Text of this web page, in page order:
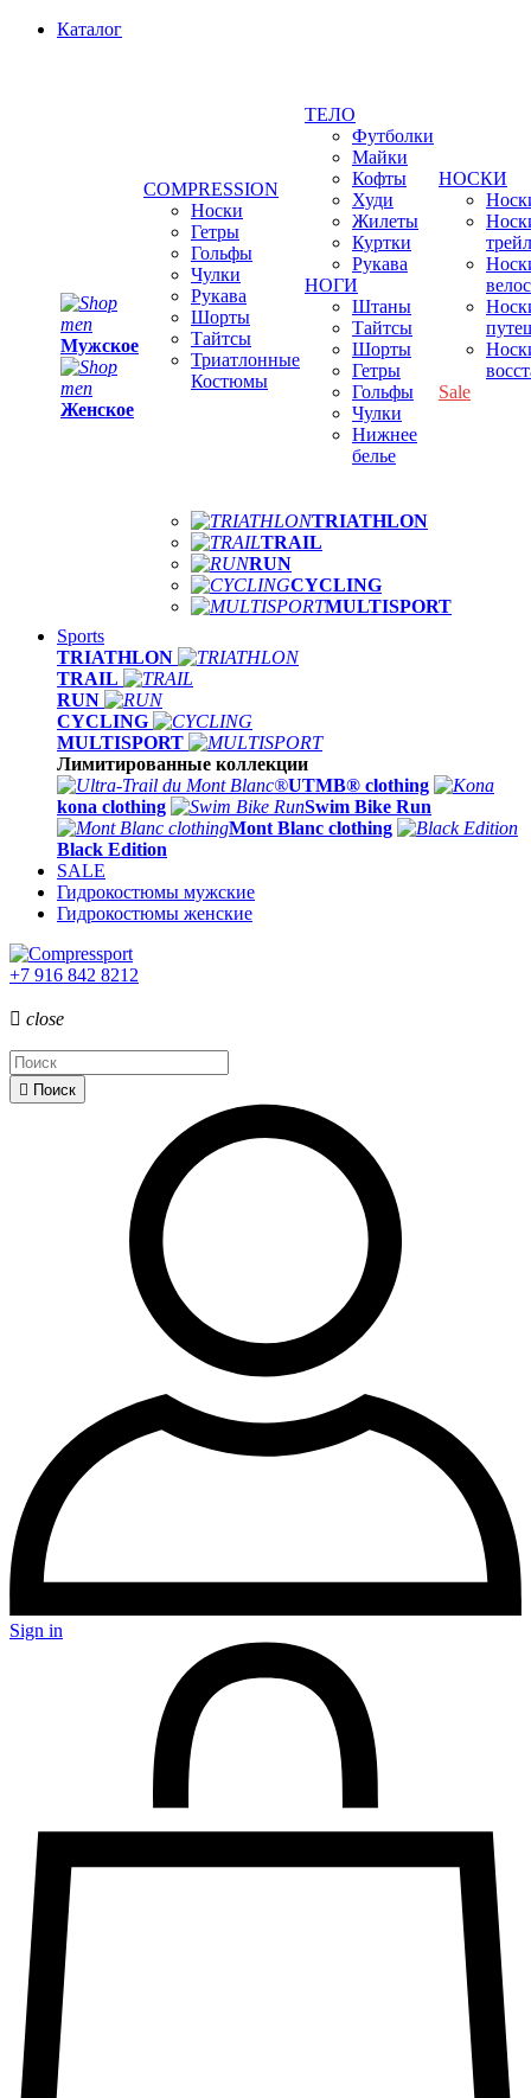
Каталог
Мужское
Женское
COMPRESSION
Носки
Гетры
Гольфы
Чулки
Рукава
Шорты
Тайтсы
Триатлонные
Костюмы
ТЕЛО
Футболки
Майки
Кофты
Худи
Жилеты
Куртки
Рукава
НОГИ
Штаны
Тайтсы
Шорты
Гетры
Гольфы
Чулки
Нижнее
белье
НОСКИ
Sale
TRIATHLON
TRAIL
RUN
CYCLING
MULTISPORT
Sports
TRIATHLON
TRAIL
RUN
CYCLING
MULTISPORT
Лимитированные коллекции
UTMB® clothing
kona clothing
Swim Bike Run
Mont Blanc clothing
Black Edition
SALE
Гидрокостюмы мужские
Гидрокостюмы женские
+7 916 842 8212
 close
 Поиск
Sign in